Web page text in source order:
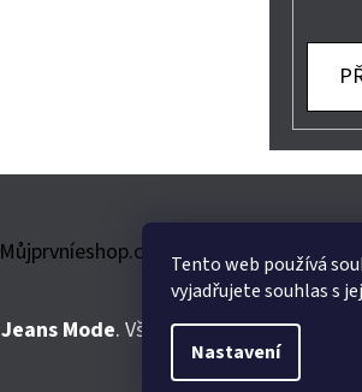
Tento web používá
vyjadřujete souhlas s
Nastavení
Můjprvníeshop.cz
Jeans Mode. Všechna práva vyhrazena.